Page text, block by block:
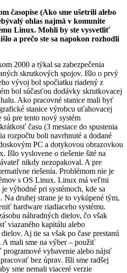
časopise (Ako sme ušetrili alebo
ohlas najmä v komunite
Linux. Mohli by ste vysvetliť
a prečo ste sa napokon rozhodli
2000 a týkal sa zabezpečenia
skrutkových spojov. Išlo o prvý
vývoj bol spočiatku riadený z
bol súčasťou dodávky skrutkovacej
Ako pracovné stanice mali byť
stanice výrobcu uťahovacej
pre tento nový systém
času (3 mesiace do spustenia
rozpočtu boli navrhnuté a dodané
PC a dotykovou obrazovkou
Išlo vyslovene o riešenie šité na
nikdy nezopakoval. A pre
riešenia. Problémom nie je
s OS Linux. Linux má veľmi
výhodné pri systémoch, kde sa
Na druhej strane je to vykúpené tým,
hardware riadiaceho systému.
náhradných dielov, čo však
viazaného kapitálu alebo
Aj tie sa však po čase prestanú
mali sme na výber – použiť
vybavenie alebo nájsť
bez úprav. Išli sme radšej
sme nemali viaceré verzie